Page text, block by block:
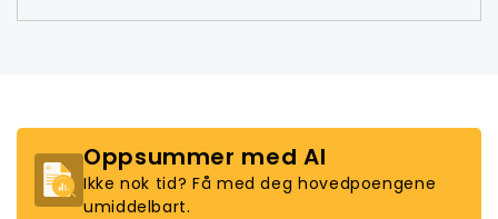
Oppsummer med AI
Ikke nok tid? Få med deg hovedpoengene
umiddelbart.